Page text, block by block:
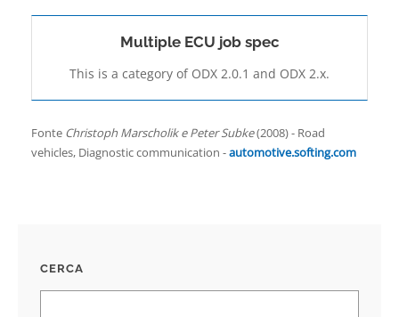
Multiple ECU job spec
This is a category of ODX 2.0.1 and ODX 2.x.
Fonte Christoph Marscholik e Peter Subke(2008) - Road
vehicles, Diagnostic communication -automotive.softing.com
CERCA